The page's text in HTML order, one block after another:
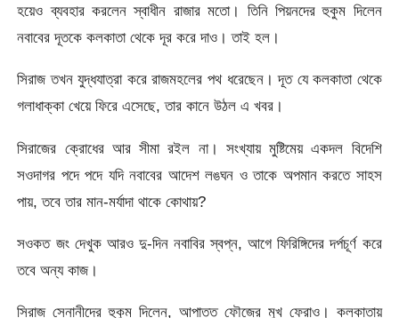
হয়েও ব্যবহার করলেন স্বাধীন রাজার মতো। তিনি পিয়নদের হুকুম দিলেন
নবাবের দূতকে কলকাতা থেকে দূর করে দাও। তাই হল।
সিরাজ তখন যুদ্ধযাত্রা করে রাজমহলের পথ ধরেছেন। দূত যে কলকাতা থেকে
গলাধাক্কা খেয়ে ফিরে এসেছে, তার কানে উঠল এ খবর।
সিরাজের ক্রোধের আর সীমা রইল না। সংখ্যায় মুষ্টিমেয় একদল বিদেশি
সওদাগর পদে পদে যদি নবাবের আদেশ লঙঘন ও তাকে অপমান করতে সাহস
পায়, তবে তার মান-মর্যাদা থাকে কোথায়?
সওকত জং দেখুক আরও দু-দিন নবাবির স্বপ্ন, আগে ফিরিঙ্গিদের দর্পচূর্ণ করে
তবে অন্য কাজ।
সিরাজ সেনানীদের হুকুম দিলেন, আপাতত ফৌজের মুখ ফেরাও। কলকাতায়